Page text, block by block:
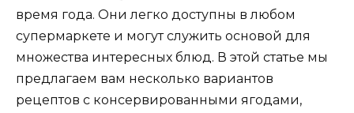
время года. Они легко доступны в любом
супермаркете и могут служить основой для
множества интересных блюд. В этой статье мы
предлагаем вам несколько вариантов
рецептов с консервированными ягодами,